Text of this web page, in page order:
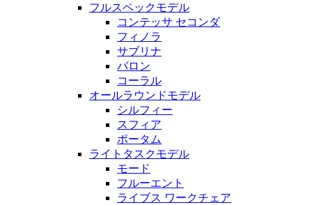
フルスペックモデル
コンテッサ セコンダ
フィノラ
サブリナ
バロン
コーラル
オールラウンドモデル
シルフィー
スフィア
ポータム
ライトタスクモデル
モード
フルーエント
ライブス ワークチェア